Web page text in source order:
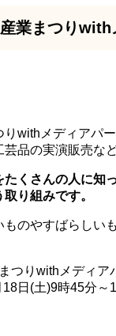
産業まつり
りwithメディアパ
品の実演販売な
くさんの人に知
り組みです。
のやすばらしい
つりwithメディア
日(土)9時45分～